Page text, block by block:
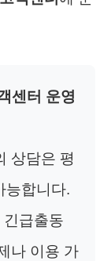
센터 운영
상담은 평
능합니다.
급출동
나 이용 가